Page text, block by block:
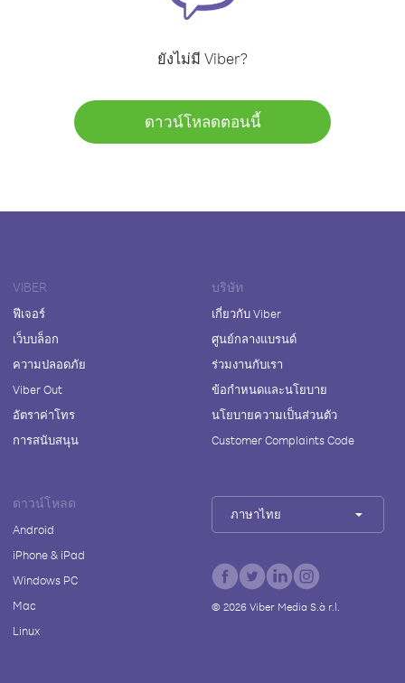
ยังไม่มี Viber?
ดาวน์โหลดตอนนี้
VIBER
ฟีเจอร์
เว็บบล็อก
ความปลอดภัย
Viber Out
อัตราค่าโทร
การสนับสนุน
บริษัท
เกี่ยวกับ Viber
ศูนย์กลางแบรนด์
ร่วมงานกับเรา
ข้อกำหนดและนโยบาย
นโยบายความเป็นส่วนตัว
Customer Complaints Code
ดาวน์โหลด
Android
iPhone & iPad
Windows PC
Mac
Linux
ภาษาไทย
© 2026Viber Media S.à r.l.